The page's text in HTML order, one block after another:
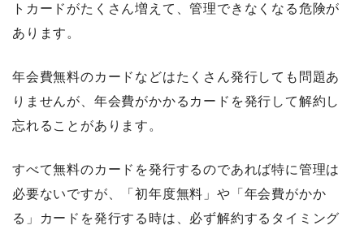
トカードがたくさん増えて、管理できなくなる危険が
あります。
年会費無料のカードなどはたくさん発行しても問題あ
りませんが、年会費がかかるカードを発行して解約し
忘れることがあります。
すべて無料のカードを発行するのであれば特に管理は
必要ないですが、「初年度無料」や「年会費がかか
る」カードを発行する時は、必ず解約するタイミング